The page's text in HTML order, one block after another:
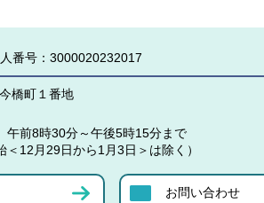
番号：3000020232017
橋町１番地
前8時30分～午後5時15分まで
＜12月29日から1月3日＞は除く）
お問い合わせ